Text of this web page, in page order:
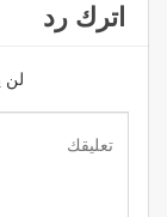
اترك رد
لن